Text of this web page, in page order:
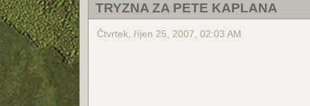
TRYZNA ZA PETE KAPLANA
Čtvrtek, říjen 25, 2007, 02:03 AM